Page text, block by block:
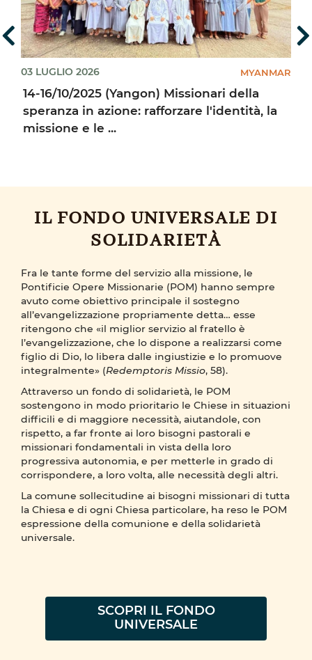
MYANMAR
03 LUGLIO 2026
14-16/10/2025 (Yangon) Missionari della
speranza in azione: rafforzare l'identità, la
missione e le ...
IL FONDO UNIVERSALE DI
SOLIDARIETÀ
Fra le tante forme del servizio alla missione, le
Pontificie Opere Missionarie (POM) hanno sempre
avuto come obiettivo principale il sostegno
all’evangelizzazione propriamente detta… esse
ritengono che «il miglior servizio al fratello è
l’evangelizzazione, che lo dispone a realizzarsi come
figlio di Dio, lo libera dalle ingiustizie e lo promuove
integralmente» (Redemptoris Missio, 58).
Attraverso un fondo di solidarietà, le POM
sostengono in modo prioritario le Chiese in situazioni
difficili e di maggiore necessità, aiutandole, con
rispetto, a far fronte ai loro bisogni pastorali e
missionari fondamentali in vista della loro
progressiva autonomia, e per metterle in grado di
corrispondere, a loro volta, alle necessità degli altri.
La comune sollecitudine ai bisogni missionari di tutta
la Chiesa e di ogni Chiesa particolare, ha reso le POM
espressione della comunione e della solidarietà
universale.
SCOPRI IL FONDO
UNIVERSALE